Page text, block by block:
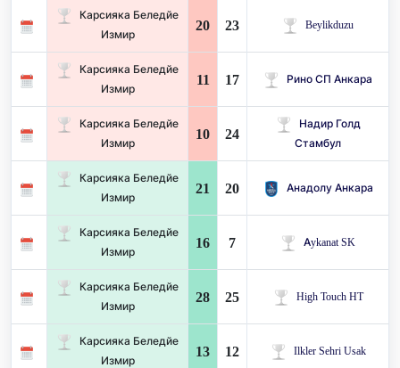
Карсияка Беледйе
Измир
20 23 Beylikduzu
Карсияка Беледйе
Измир
11 17 Рино СП Анкара
Карсияка Беледйе
Измир
10 24
Надир Голд
Стамбул
Карсияка Беледйе
Измир
21 20 Анадолу Анкара
Карсияка Беледйе
Измир
16 7 Aykanat SK
Карсияка Беледйе
Измир
28 25 High Touch HT
Карсияка Беледйе
Измир
13 12 Ilkler Sehri Usak